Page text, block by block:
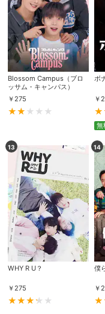
会員設定 会員情報
会員情報変更
決済方法変更
Blossom Campus（ブロ
ッサム・キャンパス）
￥275
ボ
￥
無
13
WHY R U？
￥275
14
僕
￥